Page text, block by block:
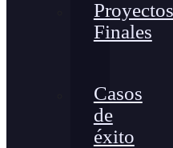
Proyectos
Finales
Casos
de
éxito